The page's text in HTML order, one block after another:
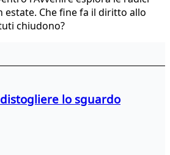
estate. Che fine fa il diritto allo
chiudono?
lo sguardo